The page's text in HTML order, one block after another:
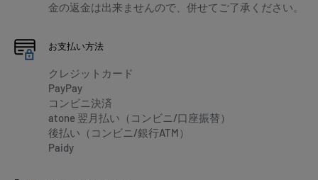
金の返金は出来ませんので、併せてご了承ください。
お支払い方法
クレジットカード
PayPay
コンビニ決済
atone 翌月払い（コンビニ/口座振替）
後払い（コンビニ/銀行ATM）
Paidy